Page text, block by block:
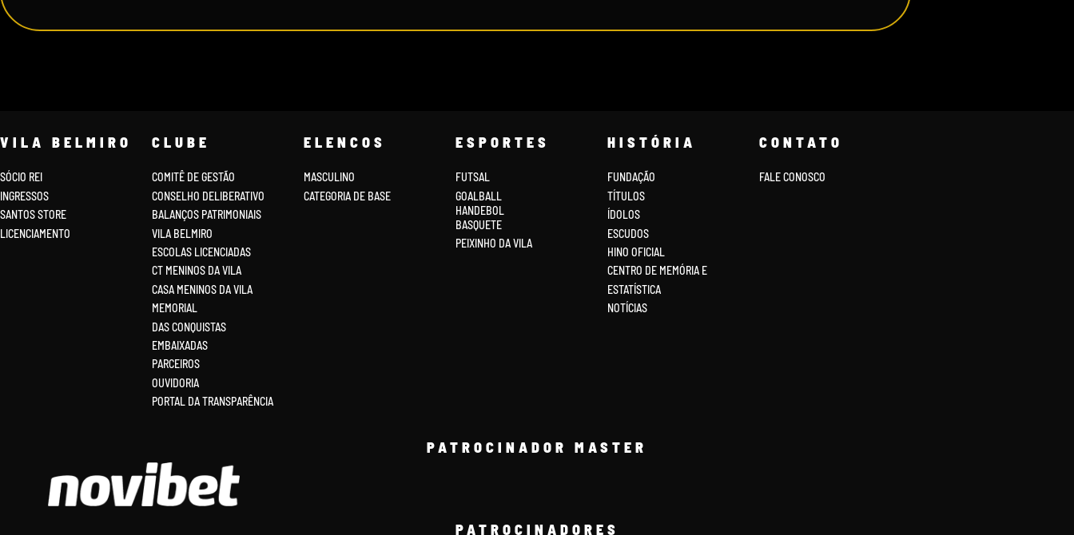
VILA BELMIRO
SÓCIO REI
INGRESSOS
SANTOS STORE
LICENCIAMENTO
CLUBE
COMITÊ DE GESTÃO
CONSELHO DELIBERATIVO
BALANÇOS PATRIMONIAIS
VILA BELMIRO
ESCOLAS LICENCIADAS
CT MENINOS DA VILA
CASA MENINOS DA VILA
MEMORIAL
DAS CONQUISTAS
EMBAIXADAS
PARCEIROS
OUVIDORIA
PORTAL DA TRANSPARÊNCIA
ELENCOS
MASCULINO
CATEGORIA DE BASE
ESPORTES
FUTSAL
GOALBALL
HANDEBOL
BASQUETE
PEIXINHO DA VILA
HISTÓRIA
FUNDAÇÃO
TÍTULOS
ÍDOLOS
ESCUDOS
HINO OFICIAL
CENTRO DE MEMÓRIA E
ESTATÍSTICA
NOTÍCIAS
CONTATO
FALE CONOSCO
PATROCINADOR MASTER
PATROCINADORES